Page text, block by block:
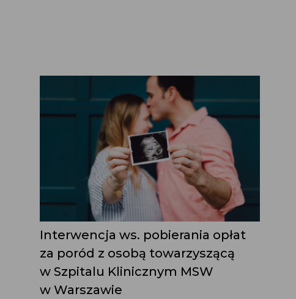
Interwencja ws. pobierania opłat
za poród z osobą towarzyszącą
w Szpitalu Klinicznym MSW
w Warszawie